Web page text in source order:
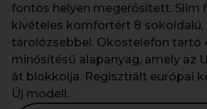
fontos helyen megerősített. Slim
kivételes komfortért 8 sokoldalú,
tárolózsebbel. Okostelefon tartó
minősítésű alapanyag, amely az
át blokkolja. Regisztrált európai
Új modell.